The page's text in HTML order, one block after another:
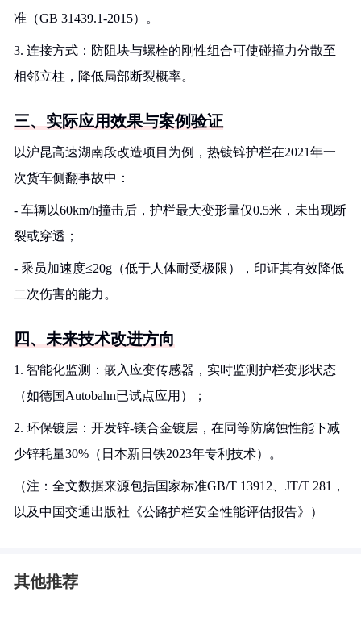
准（GB 31439.1-2015）。
3. 连接方式：防阻块与螺栓的刚性组合可使碰撞力分散至
相邻立柱，降低局部断裂概率。
三、实际应用效果与案例验证
以沪昆高速湖南段改造项目为例，热镀锌护栏在2021年一
次货车侧翻事故中：
- 车辆以60km/h撞击后，护栏最大变形量仅0.5米，未出现断
裂或穿透；
- 乘员加速度≤20g（低于人体耐受极限），印证其有效降低
二次伤害的能力。
四、未来技术改进方向
1. 智能化监测：嵌入应变传感器，实时监测护栏变形状态
（如德国Autobahn已试点应用）；
2. 环保镀层：开发锌-镁合金镀层，在同等防腐蚀性能下减
少锌耗量30%（日本新日铁2023年专利技术）。
（注：全文数据来源包括国家标准GB/T 13912、JT/T 281，
以及中国交通出版社《公路护栏安全性能评估报告》）
其他推荐